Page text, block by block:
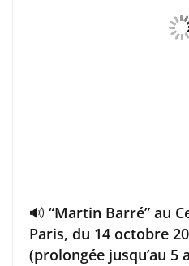
🔊 “Martin Barré” au
Paris, du 14 octobre
(prolongée jusqu’au 5